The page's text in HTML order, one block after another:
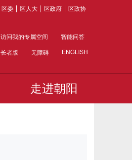
区委 区人大 区政府 区政协
访问我的专属空间 智能问答
长者版 无障碍 ENGLISH
走进朝阳